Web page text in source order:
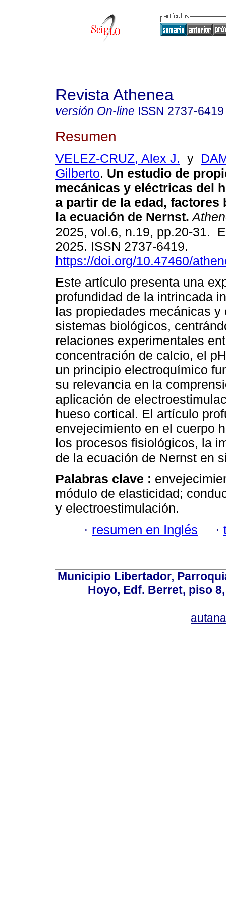
Revista Athenea
versión On-line ISSN 2737-6419
Resumen
VELEZ-CRUZ, Alex J. y
Gilberto. Un estudio de
mecánicas y eléctricas del
a partir de la edad, factores
la ecuación de Nernst.
2025, vol.6, n.19, pp.20-31.
2025. ISSN 2737-6419.
https://doi.org/10.47460/
Este artículo presenta una
profundidad de la intrincada
las propiedades mecánicas y
sistemas biológicos,
relaciones experimentales
concentración de calcio, el
un principio electroquímico
su relevancia en la
aplicación de
hueso cortical. El artículo
envejecimiento en el cuerpo
los procesos fisiológicos, la
de la ecuación de Nernst en
Palabras clave :
módulo de elasticidad;
y electroestimulación.
· resumen en Inglés ·
Municipio Libertador,
Hoyo, Edf. Berret, piso